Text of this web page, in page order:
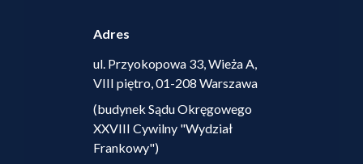
Adres
ul. Przyokopowa 33, Wieża A,
VIII piętro, 01-208 Warszawa
(budynek Sądu Okręgowego
XXVIII Cywilny "Wydział
Frankowy")